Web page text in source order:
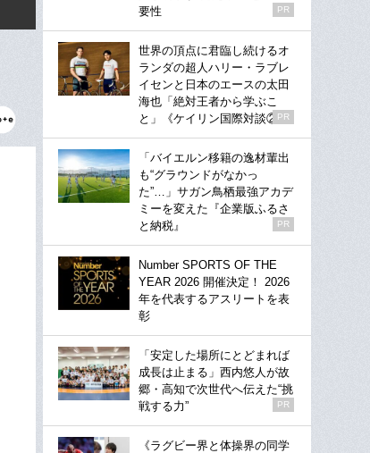
要性
PR
世界の頂点に君臨し続けるオ
ランダの超人ハリー・ラブレ
イセンと日本のエースの太田
海也「絶対王者から学ぶこ
と」《ケイリン国際対談②》
PR
「バイエルン移籍の逸材輩出
も“グラウンドがなかっ
た”…」サガン鳥栖最強アカデ
ミーを変えた『企業版ふるさ
と納税』
PR
Number SPORTS OF THE
YEAR 2026 開催決定！ 2026
年を代表するアスリートを表
彰
「安定した場所にとどまれば
成長は止まる」西内悠人が故
郷・高知で次世代へ伝えた“挑
戦する力”
PR
《ラグビー界と体操界の同学